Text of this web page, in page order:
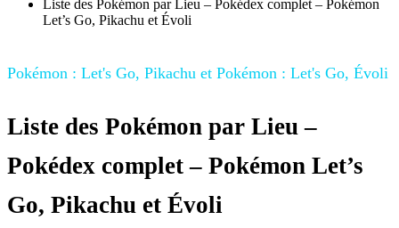
Liste des Pokémon par Lieu – Pokédex complet – Pokémon
Let’s Go, Pikachu et Évoli
Pokémon : Let's Go, Pikachu et Pokémon : Let's Go, Évoli
Liste des Pokémon par Lieu –
Pokédex complet – Pokémon Let’s
Go, Pikachu et Évoli